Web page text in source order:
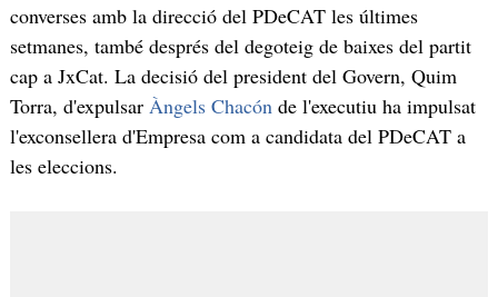
converses amb la direcció del PDeCAT les últimes
setmanes, també després del degoteig de baixes del partit
cap a JxCat. La decisió del president del Govern, Quim
Torra, d'expulsar Àngels Chacónde l'executiu ha impulsat
l'exconsellera d'Empresa com a candidata del PDeCAT a
les eleccions.